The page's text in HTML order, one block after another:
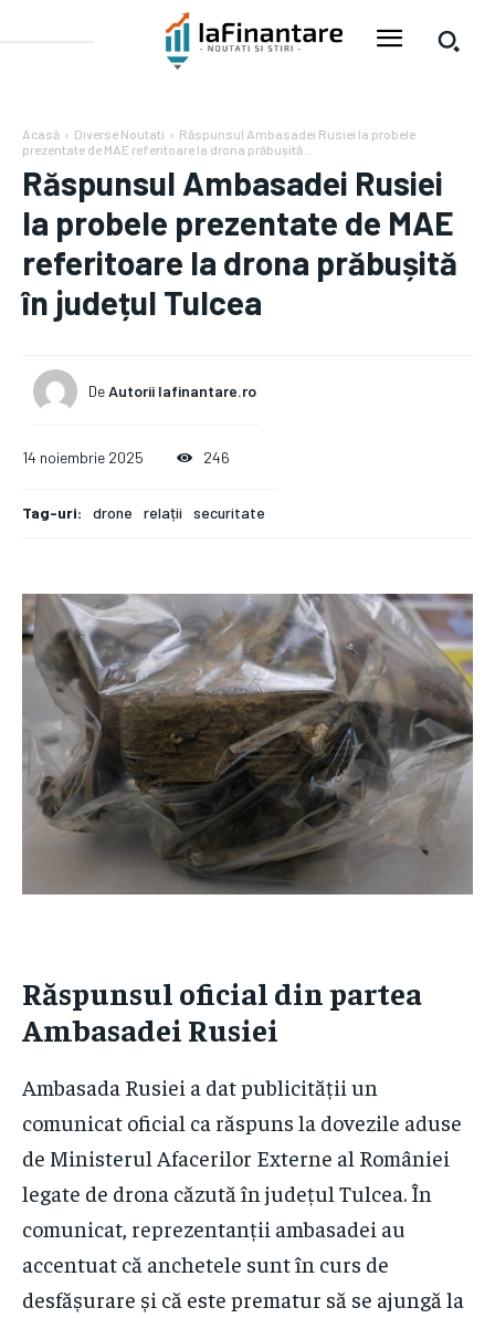
Acasă Diverse Noutati
Răspunsul Ambasadei Rusiei la probele
prezentate de MAE referitoare la drona prăbușită...
Răspunsul Ambasadei Rusiei
la probele prezentate de MAE
referitoare la drona prăbușită
în județul Tulcea
DeAutorii Iafinantare.ro
14 noiembrie 2025 246
Tag-uri: drone relații securitate
Răspunsul oficial din partea
Ambasadei Rusiei
Ambasada Rusiei a dat publicității un
comunicat oficial ca răspuns la dovezile aduse
de Ministerul Afacerilor Externe al României
legate de drona căzută în județul Tulcea. În
comunicat, reprezentanții ambasadei au
accentuat că anchetele sunt în curs de
desfășurare și că este prematur să se ajungă la